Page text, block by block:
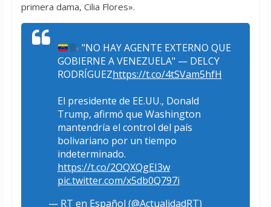
primera dama, Cilia Flores».
"NO HAY AGENTE EXTERNO QUE
GOBIERNE A VENEZUELA" — DELCY
RODRÍGUEZhttps://t.co/4tSVam5hfH
El presidente de EE.UU., Donald
Trump, afirmó que Washington
mantendría el control del país
bolivariano por un tiempo
indeterminado.
https://t.co/2OQXQgEI3w
pic.twitter.com/x5db0Q797i
— RT en Español (@ActualidadRT)